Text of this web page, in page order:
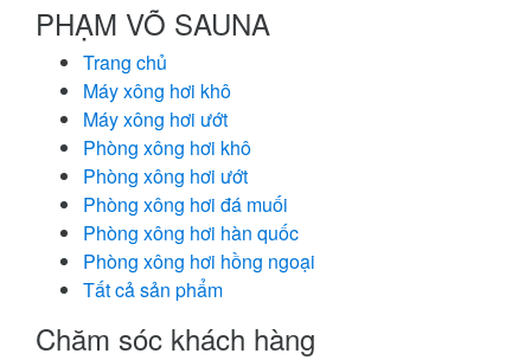
PHẠM VÕ SAUNA
Trang chủ
Máy xông hơi khô
Máy xông hơi ướt
Phòng xông hơi khô
Phòng xông hơi ướt
Phòng xông hơi đá muối
Phòng xông hơi hàn quốc
Phòng xông hơi hồng ngoại
Tất cả sản phẩm
Chăm sóc khách hàng